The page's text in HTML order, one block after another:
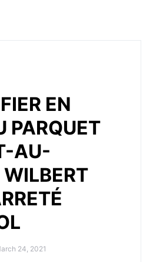
EN
PARQUET
AU-
WILBERT
24, 2021